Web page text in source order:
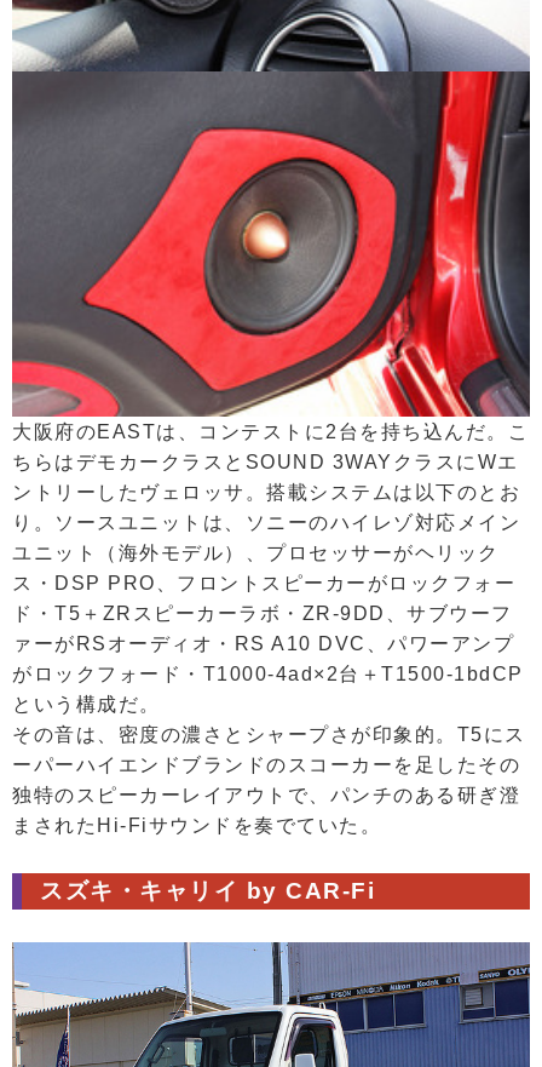
大阪府のEASTは、コンテストに2台を持ち込んだ。こ
ちらはデモカークラスとSOUND 3WAYクラスにWエ
ントリーしたヴェロッサ。搭載システムは以下のとお
り。ソースユニットは、ソニーのハイレゾ対応メイン
ユニット（海外モデル）、プロセッサーがヘリック
ス・DSP PRO、フロントスピーカーがロックフォー
ド・T5＋ZRスピーカーラボ・ZR-9DD、サブウーフ
ァーがRSオーディオ・RS A10 DVC、パワーアンプ
がロックフォード・T1000-4ad×2台＋T1500-1bdCP
という構成だ。
その音は、密度の濃さとシャープさが印象的。T5にス
ーパーハイエンドブランドのスコーカーを足したその
独特のスピーカーレイアウトで、パンチのある研ぎ澄
まされたHi-Fiサウンドを奏でていた。
スズキ・キャリイ by CAR-Fi